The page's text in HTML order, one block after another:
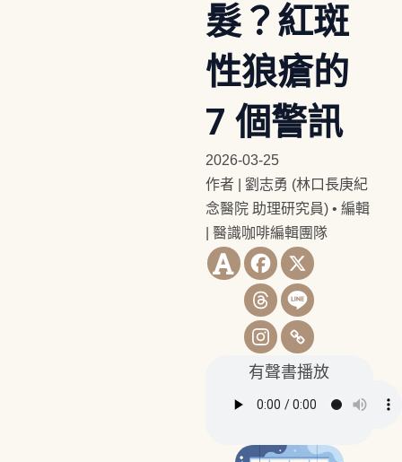
髮？紅斑
性狼瘡的
7 個警訊
2026-03-25
作者 | 劉志勇 (林口長庚紀
念醫院 助理研究員)• 編輯
| 醫識咖啡編輯團隊
有聲書播放